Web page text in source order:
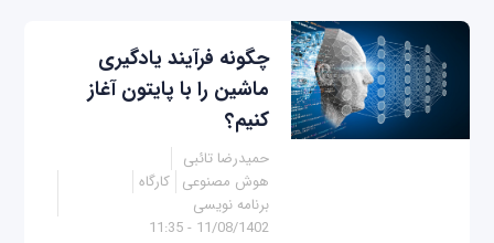
چگونه فرآیند یادگیری
ماشین را با پایتون آغاز
کنیم؟
حمیدرضا تائبی
هوش مصنوعی کارگاه
برنامه نویسی
11/08/1402 - 11:35